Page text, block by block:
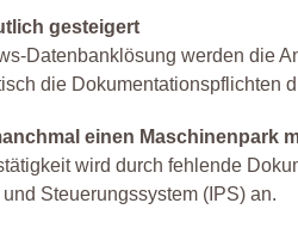
gesteigert
Datenbanklösung werden die
die Dokumentationspflichten
einen Maschinenpark
wird durch fehlende
Steuerungssystem (IPS) an.